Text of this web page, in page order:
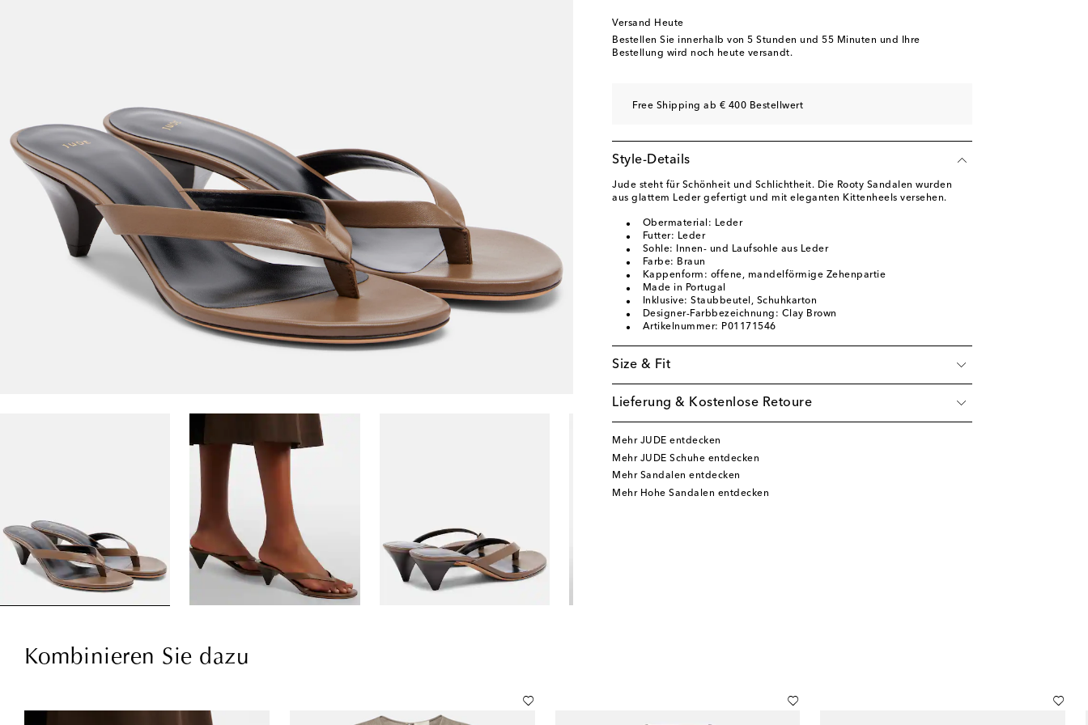
EU 41 Auf die Wunschliste
Versand Heute
Bestellen Sie innerhalb von 5 Stunden und 55 Minuten und Ihre
Bestellung wird noch heute versandt.
Free Shipping ab € 400 Bestellwert
Style-Details
Jude steht für Schönheit und Schlichtheit. Die Rooty Sandalen wurden
aus glattem Leder gefertigt und mit eleganten Kittenheels versehen.
Obermaterial: Leder
Futter: Leder
Sohle: Innen- und Laufsohle aus Leder
Farbe: Braun
Kappenform: offene, mandelförmige Zehenpartie
Made in Portugal
Inklusive: Staubbeutel, Schuhkarton
Designer-Farbbezeichnung: Clay Brown
Artikelnummer: P01171546
Size & Fit
Lieferung & Kostenlose Retoure
Mehr JUDE entdecken
Mehr JUDE Schuhe entdecken
Mehr Sandalen entdecken
Mehr Hohe Sandalen entdecken
Kombinieren Sie dazu